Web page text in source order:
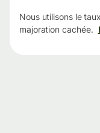
Nous utilisons le
majoration cachée.